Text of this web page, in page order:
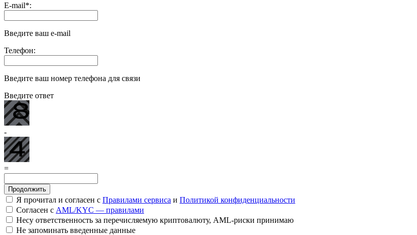
E-mail*:
Введите ваш e-mail
Телефон:
Введите ваш номер телефона для связи
Введите ответ
-
=
Я прочитал и согласен с Правилами сервиса и Политикой конфиденциальности
Согласен с AML/KYC — правилами
Несу ответственность за перечисляемую криптовалюту, AML-риски принимаю
Не запоминать введенные данные